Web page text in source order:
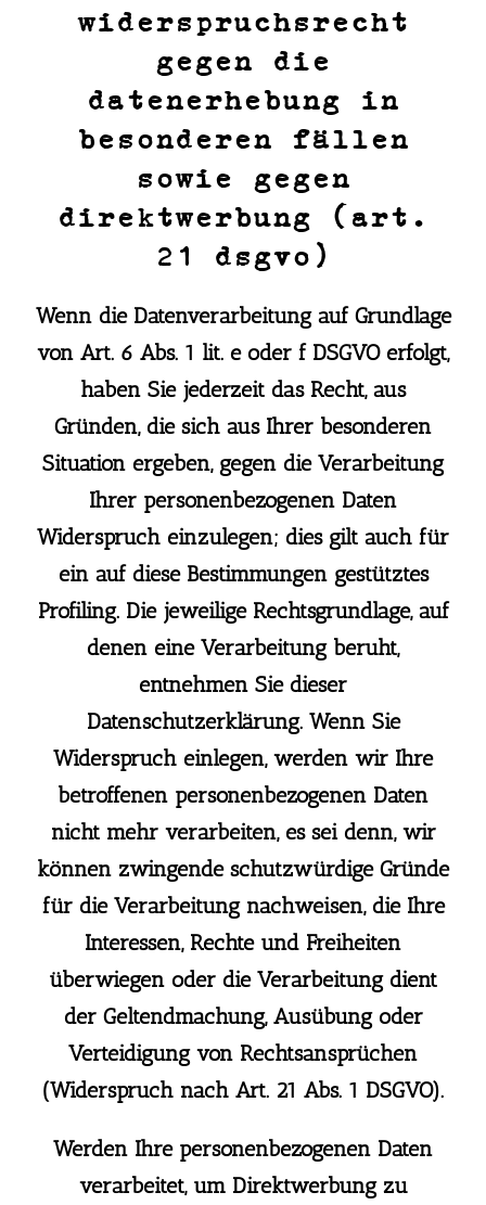
widerspruchsrecht
gegen die
datenerhebung in
besonderen fällen
sowie gegen
direktwerbung (art.
21 dsgvo)
Wenn die Datenverarbeitung auf Grundlage
von Art. 6 Abs. 1 lit. e oder f DSGVO erfolgt,
haben Sie jederzeit das Recht, aus
Gründen, die sich aus Ihrer besonderen
Situation ergeben, gegen die Verarbeitung
Ihrer personenbezogenen Daten
Widerspruch einzulegen; dies gilt auch für
ein auf diese Bestimmungen gestütztes
Profiling. Die jeweilige Rechtsgrundlage, auf
denen eine Verarbeitung beruht,
entnehmen Sie dieser
Datenschutzerklärung. Wenn Sie
Widerspruch einlegen, werden wir Ihre
betroffenen personenbezogenen Daten
nicht mehr verarbeiten, es sei denn, wir
können zwingende schutzwürdige Gründe
für die Verarbeitung nachweisen, die Ihre
Interessen, Rechte und Freiheiten
überwiegen oder die Verarbeitung dient
der Geltendmachung, Ausübung oder
Verteidigung von Rechtsansprüchen
(Widerspruch nach Art. 21 Abs. 1 DSGVO).
Werden Ihre personenbezogenen Daten
verarbeitet, um Direktwerbung zu